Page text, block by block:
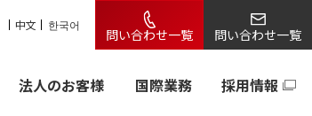
中文 한국어
問い合わせ一覧 問い合わせ一覧
法人のお客様 国際業務 採用情報